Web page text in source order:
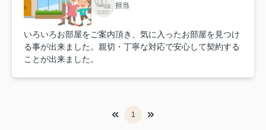
担当
いろいろお部屋をご案内頂き、気に入ったお部屋を見つけ
る事が出来ました。親切・丁寧な対応で安心して契約する
ことが出来ました。
1